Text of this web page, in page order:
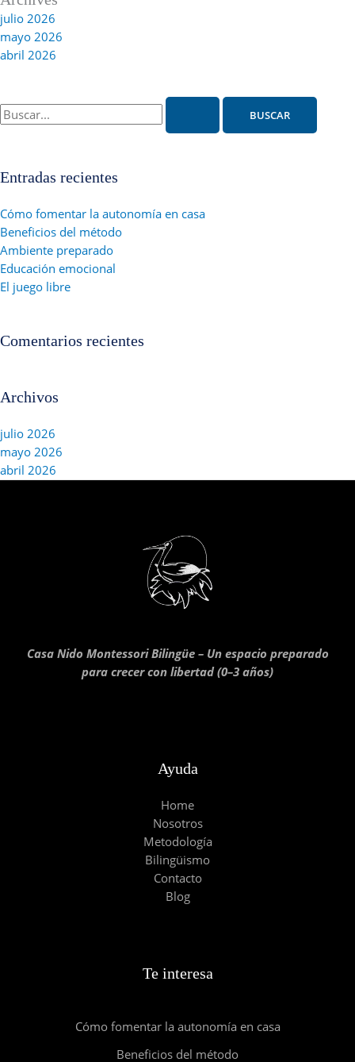
julio 2026
mayo 2026
abril 2026
Buscar
por:
Entradas recientes
Cómo fomentar la autonomía en casa
Beneficios del método
Ambiente preparado
Educación emocional
El juego libre
Comentarios recientes
Archivos
julio 2026
mayo 2026
abril 2026
Casa Nido Montessori Bilingüe – Un espacio preparado
para crecer con libertad (0–3 años)
Ayuda
Home
Nosotros
Metodología
Bilingüismo
Contacto
Blog
Te interesa
Cómo fomentar la autonomía en casa
Beneficios del método